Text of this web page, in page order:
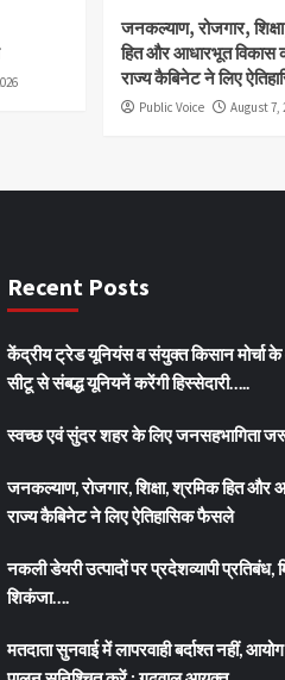
जनकल्याण, रोजगार,
हित और आधारभूत विकास
राज्य कैबिनेट ने लिए
Public Voice August 7,
Recent Posts
केंद्रीय ट्रेड यूनियंस व संयुक्त किसान मोर्चा
सीटू से संबद्ध यूनियनें करेंगी हिस्सेदारी…..
स्वच्छ एवं सुंदर शहर के लिए जनसहभागिता
जनकल्याण, रोजगार, शिक्षा, श्रमिक हित और
राज्य कैबिनेट ने लिए ऐतिहासिक फैसले
नकली डेयरी उत्पादों पर प्रदेशव्यापी प्रतिबंध,
शिकंजा….
मतदाता सुनवाई में लापरवाही बर्दाश्त नहीं,